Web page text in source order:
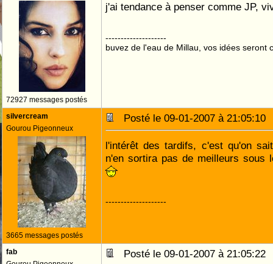
72927 messages postés
j'ai tendance à penser comme JP,
--------------------
buvez de l'eau de Millau, vos idées seront
silvercream
Gourou Pigeonneux
3665 messages postés
Posté le 09-01-2007 à
l'intérêt des tardifs, c'est qu'on
n'en sortira pas de meilleurs sous
--------------------
fab
Posté le 09-01-2007 à